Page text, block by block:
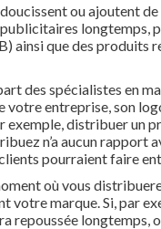
ou ajoutent
longtemps,
ainsi que des produits
des spécialistes en
votre entreprise, son
exemple, distribuer un
n’a aucun
pourraient faire
où vous
votre marque. Si, par
repoussée longtemps,